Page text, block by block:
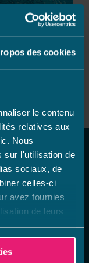
des cookies
le contenu
relatives aux
Nous
sur l'utilisation de
sociaux, de
celles-ci
avez fournies
de leurs
DE